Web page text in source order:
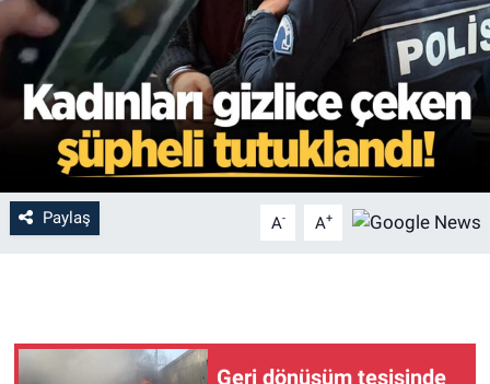
Paylaş A- A+
Geri dönüşüm tesisinde